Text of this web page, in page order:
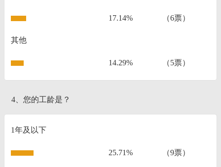
17.14% （6票）
其他
14.29% （5票）
4、您的工龄是？
1年及以下
25.71% （9票）